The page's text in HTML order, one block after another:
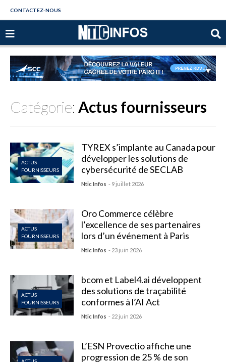
CONTACTEZ-NOUS
Catégorie: Actus fournisseurs
ACTUS
FOURNISSEURS
TYREX s’implante au Canada pour
développer les solutions de
cybersécurité de SECLAB
Ntic Infos - 9 juillet 2026
ACTUS
FOURNISSEURS
Oro Commerce célèbre
l’excellence de ses partenaires
lors d’un événement à Paris
Ntic Infos - 23 juin 2026
ACTUS
FOURNISSEURS
bcom et Label4.ai développent
des solutions de traçabilité
conformes à l’AI Act
Ntic Infos - 22 juin 2026
L’ESN Provectio affiche une
progression de 25 % de son